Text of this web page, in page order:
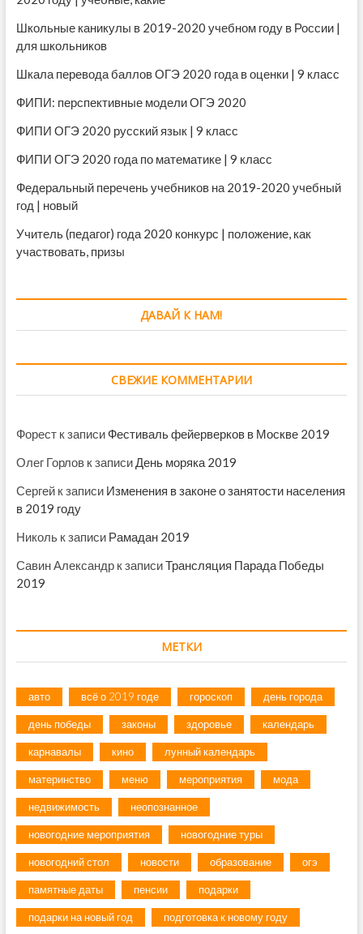
Школьные каникулы в 2019-2020 учебном году в России |
для школьников
Шкала перевода баллов ОГЭ 2020 года в оценки | 9 класс
ФИПИ: перспективные модели ОГЭ 2020
ФИПИ ОГЭ 2020 русский язык | 9 класс
ФИПИ ОГЭ 2020 года по математике | 9 класс
Федеральный перечень учебников на 2019-2020 учебный
год | новый
Учитель (педагог) года 2020 конкурс | положение, как
участвовать, призы
ДАВАЙ К НАМ!
СВЕЖИЕ КОММЕНТАРИИ
Форестк записи Фестиваль фейерверков в Москве 2019
Олег Горловк записиДень моряка 2019
Сергейк записи Изменения в законе о занятости населения
в 2019 году
Никольк записи Рамадан 2019
Савин Александрк записиТрансляция Парада Победы
2019
МЕТКИ
авто всё о 2019 годе гороскоп день города
день победы законы здоровье календарь
карнавалы кино лунный календарь
материнство меню мероприятия мода
недвижимость неопознанное
новогодние мероприятия новогодние туры
новогодний стол новости образование огэ
памятные даты пенсии подарки
подарки на новый год подготовка к новому году